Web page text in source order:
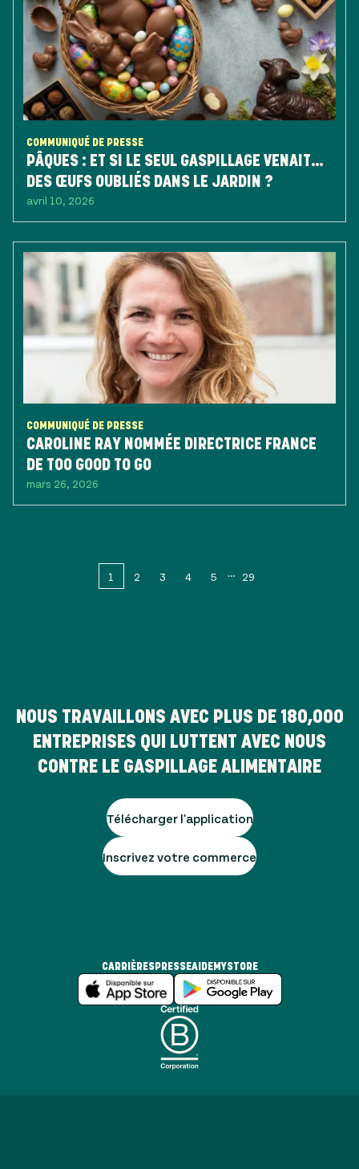
COMMUNIQUÉ DE PRESSE
PÂQUES : ET SI LE SEUL GASPILLAGE VENAIT…
DES ŒUFS OUBLIÉS DANS LE JARDIN ?
avril 10, 2026
COMMUNIQUÉ DE PRESSE
CAROLINE RAY NOMMÉE DIRECTRICE FRANCE
DE TOO GOOD TO GO
mars 26, 2026
1 2 3 4 5 29
NOUS TRAVAILLONS AVEC PLUS DE 180,000
ENTREPRISES QUI LUTTENT AVEC NOUS
CONTRE LE GASPILLAGE ALIMENTAIRE
Télécharger l'application
Inscrivez votre commerce
CARRIÈRESPRESSEAIDEMYSTORE